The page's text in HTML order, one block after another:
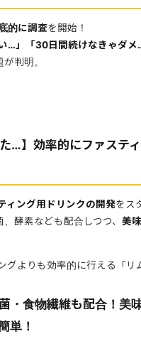
的に調査を開始！
…」「30日間続けなきゃダメ
判明。
…】効率的にファステ
ィング用ドリンクの開発をス
酵素なども配合しつつ、 美
よりも効率的に行える「リ
・食物繊維も配合！美
単！